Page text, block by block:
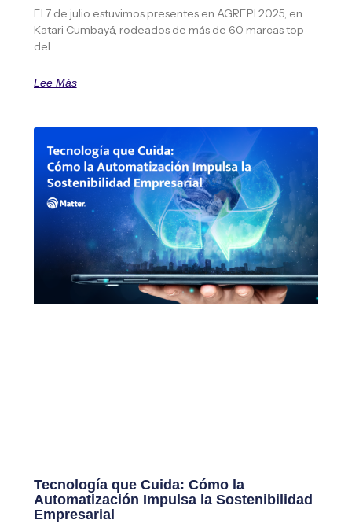
El 7 de julio estuvimos presentes en AGREPI 2025, en
Katari Cumbayá, rodeados de más de 60 marcas top
del
Lee Más
Tecnología que Cuida: Cómo la
Automatización Impulsa la Sostenibilidad
Empresarial